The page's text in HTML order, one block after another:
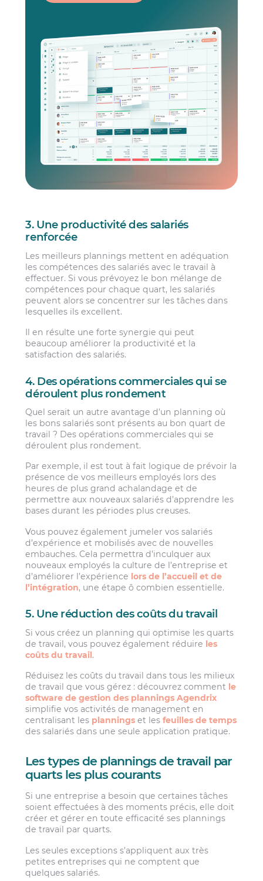
3. Une productivité des salariés
renforcée
Les meilleurs plannings mettent en adéquation
les compétences des salariés avec le travail à
effectuer. Si vous prévoyez le bon mélange de
compétences pour chaque quart, les salariés
peuvent alors se concentrer sur les tâches dans
lesquelles ils excellent.
Il en résulte une forte synergie qui peut
beaucoup améliorer la productivité et la
satisfaction des salariés.
4. Des opérations commerciales qui se
déroulent plus rondement
Quel serait un autre avantage d’un planning où
les bons salariés sont présents au bon quart de
travail ? Des opérations commerciales qui se
déroulent plus rondement.
Par exemple, il est tout à fait logique de prévoir la
présence de vos meilleurs employés lors des
heures de plus grand achalandage et de
permettre aux nouveaux salariés d’apprendre les
bases durant les périodes plus creuses.
Vous pouvez également jumeler vos salariés
d’expérience et mobilisés avec de nouvelles
embauches. Cela permettra d’inculquer aux
nouveaux employés la culture de l’entreprise et
d’améliorer l’expérience lors de l’accueil et de
l’intégration, une étape ô combien essentielle.
5. Une réduction des coûts du travail
Si vous créez un planning qui optimise les quarts
de travail, vous pouvez également réduire les
coûts du travail.
Réduisez les coûts du travail dans tous les milieux
de travail que vous gérez : découvrez comment le
software de gestion des plannings Agendrix
simplifie vos activités de management en
centralisant les planningset lesfeuilles de temps
des salariés dans une seule application pratique.
Les types de plannings de travail par
quarts les plus courants
Si une entreprise a besoin que certaines tâches
soient effectuées à des moments précis, elle doit
créer et gérer en toute efficacité ses plannings
de travail par quarts.
Les seules exceptions s’appliquent aux très
petites entreprises qui ne comptent que
quelques salariés.